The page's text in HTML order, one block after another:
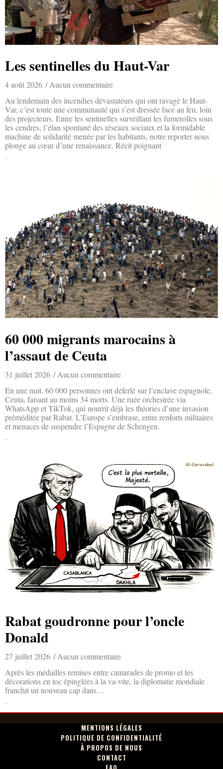
Les sentinelles du Haut-Var
4 août 2026
Aucun commentaire
Au lendemain des incendies dévastateurs qui ont ravagé le Haut-
Var, c’est toute une communauté qui s’est dressée face au feu, loin
des projecteurs. Entre les sentinelles surveillant les fumerolles sous
les cendres, l’élan spontané des réseaux sociaux et la formidable
machine de solidarité menée par les habitants, notre reporter nous
plonge au cœur d’une renaissance. Récit poignant
60 000 migrants marocains à
l’assaut de Ceuta
31 juillet 2026
Aucun commentaire
En une nuit, 60 000 personnes ont déferlé sur l’enclave espagnole,
Ceuta, faisant au moins 34 morts. Une ruée orchestrée via
WhatsApp et TikTok, qui nourrit déjà les théories d’une invasion
préméditée par Rabat. L’Europe s’embrase, entre renforts militaires
et menaces de suspendre l’Espagne de Schengen.
Rabat goudronne pour l’oncle
Donald
27 juillet 2026
Aucun commentaire
Après les médailles remises entre camarades de promo et les
décorations en toc épinglées à la va-vite, la diplomatie mondiale
franchit un nouveau cap dans…
MENTIONS LÉGALES
POLITIQUE DE CONFIDENTIALITÉ
À PROPOS DE NOUS
CONTACT